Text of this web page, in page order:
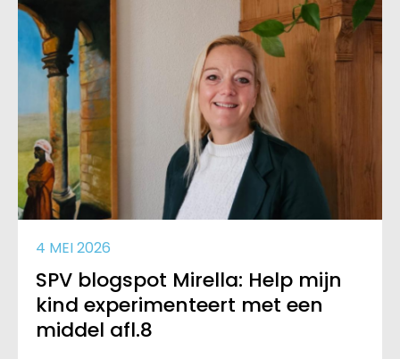
4 MEI 2026
SPV blogspot Mirella: Help mijn
kind experimenteert met een
middel afl.8